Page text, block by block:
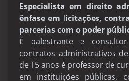
Especialista em direito
ênfase em licitações,
parcerias com o poder
É palestrante e
contratos administrativos
de 15 anos é professor de
em instituições públicas,